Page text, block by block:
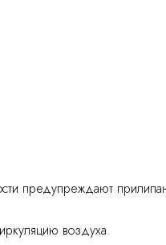
предупреждают
воздуха.